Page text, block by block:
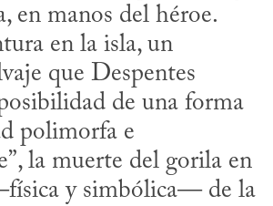
en manos del héroe.
en la isla, un
que Despentes
de una forma
polimorfa e
la muerte del gorila en
y simbólica— de la